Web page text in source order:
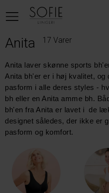
Anita 17 Varer
Anita laver skønne sports
Anita bh'er er i høj kvalitet, og
pasform i alle deres styles -
bh eller en Anita amme bh.
bh'en fra Anita er lavet i  de
designet således, der ikke er
pasform og komfort.